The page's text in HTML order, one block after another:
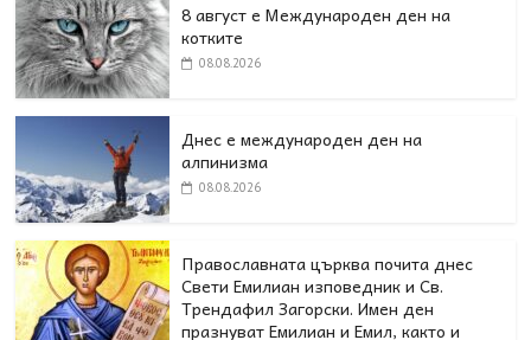
8 август е Международен ден на
котките
08.08.2026
Днес е международен ден на
алпинизма
08.08.2026
Православната църква почита днес
Свети Емилиан изповедник и Св.
Трендафил Загорски. Имен ден
празнуват Емилиан и Емил, както и